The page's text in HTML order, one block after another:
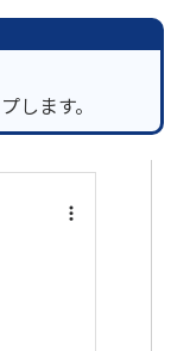
します。